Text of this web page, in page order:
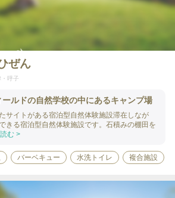
ぜん
・呼子
ルドの自然学校の中にあるキャンプ場
サイトがある宿泊型自然体験施設滞在しなが
きる宿泊型自然体験施設です。石積みの棚田を
む >
バーベキュー 水洗トイレ 複合施設